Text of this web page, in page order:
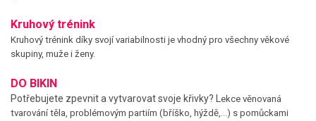
Kruhový trénink
Kruhový trénink díky svojí variabilnosti je vhodný pro všechny věkové
skupiny, muže i ženy.
DO BIKIN
Potřebujete zpevnit a vytvarovat svoje křivky? Lekce věnovaná
tvarování těla, problémovým partiím (bříško, hýždě,…) s pomůckami